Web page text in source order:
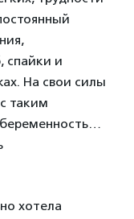
спайки и
На свои силы
таким
хотела